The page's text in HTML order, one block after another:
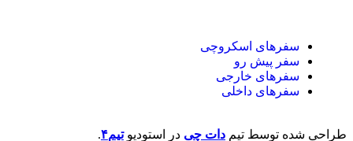
سفر‌های اسکروچی
سفر پیش رو
سفرهای خارجی
سفرهای داخلی
طراحی شده توسط تیم دات چی در استودیوتیم۴ .